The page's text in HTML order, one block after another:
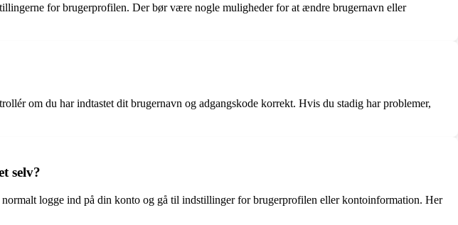
for brugerprofilen. Der bør være nogle muligheder for at ændre brugernavn eller
om du har indtastet dit brugernavn og adgangskode korrekt. Hvis du stadig har problemer,
selv?
logge ind på din konto og gå til indstillinger for brugerprofilen eller kontoinformation. Her